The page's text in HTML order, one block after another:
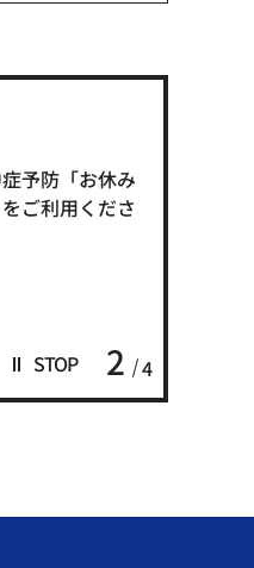
イドを表示
スライドを表示
STOP 2 4
予防「お休み
ご利用くださ